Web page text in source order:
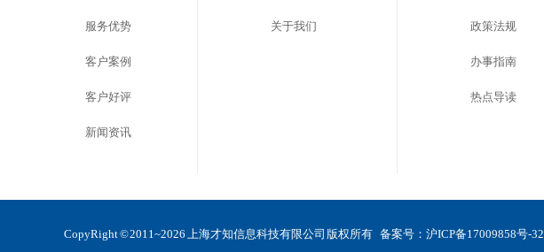
服务优势
客户案例
客户好评
新闻资讯
关于我们 政策法规
办事指南
热点导读
CopyRight © 2011~2026 上海才知信息科技有限公司 版权所有 备案号： 沪ICP备17009858号-32